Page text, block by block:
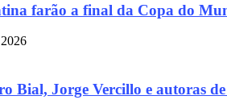
farão a final da Copa do
Bial, Jorge Vercillo e autoras de